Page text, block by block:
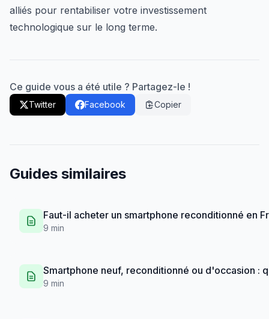
alliés pour rentabiliser votre investissement
technologique sur le long terme.
Ce guide vous a été utile ? Partagez-le !
Twitter Facebook Copier
Guides similaires
Faut-il acheter un smartphone reconditionné en
9 min
Smartphone neuf, reconditionné ou d'occasion :
9 min